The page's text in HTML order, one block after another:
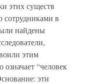
этих существ
в
найдены
этим
“человек
эти